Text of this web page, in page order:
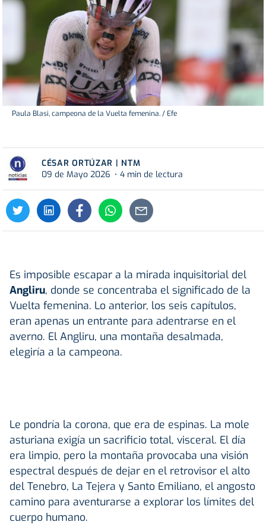
Paula Blasi, campeona de la Vuelta femenina. / Efe
CÉSAR ORTÚZAR | NTM
09 de Mayo 2026
4 min de lectura
Es imposible escapar a la mirada inquisitorial del
Angliru, donde se concentraba el significado de la
Vuelta femenina. Lo anterior, los seis capítulos,
eran apenas un entrante para adentrarse en el
averno. El Angliru, una montaña desalmada,
elegiría a la campeona.
Le pondría la corona, que era de espinas. La mole
asturiana exigía un sacrificio total, visceral. El día
era limpio, pero la montaña provocaba una visión
espectral después de dejar en el retrovisor el alto
del Tenebro, La Tejera y Santo Emiliano, el angosto
camino para aventurarse a explorar los límites del
cuerpo humano.